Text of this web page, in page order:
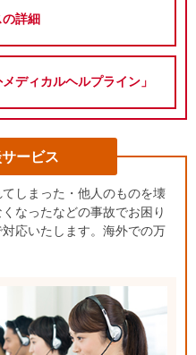
の詳細
ディカルヘルプライン」
ービス
しまった・他人のものを壊
なったなどの事故でお困り
応いたします。海外での万